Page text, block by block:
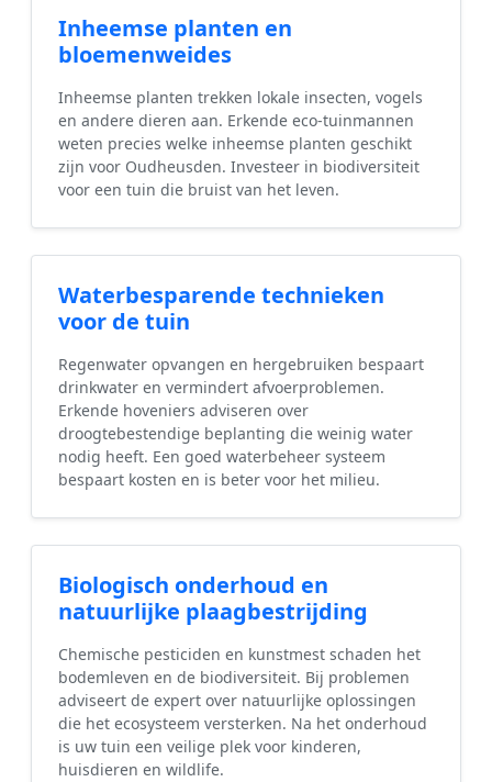
Inheemse planten en
bloemenweides
Inheemse planten trekken lokale insecten, vogels
en andere dieren aan. Erkende eco-tuinmannen
weten precies welke inheemse planten geschikt
zijn voor Oudheusden. Investeer in biodiversiteit
voor een tuin die bruist van het leven.
Waterbesparende technieken
voor de tuin
Regenwater opvangen en hergebruiken bespaart
drinkwater en vermindert afvoerproblemen.
Erkende hoveniers adviseren over
droogtebestendige beplanting die weinig water
nodig heeft. Een goed waterbeheer systeem
bespaart kosten en is beter voor het milieu.
Biologisch onderhoud en
natuurlijke plaagbestrijding
Chemische pesticiden en kunstmest schaden het
bodemleven en de biodiversiteit. Bij problemen
adviseert de expert over natuurlijke oplossingen
die het ecosysteem versterken. Na het onderhoud
is uw tuin een veilige plek voor kinderen,
huisdieren en wildlife.